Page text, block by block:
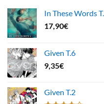
In These Words
17,90€
Given T.6
9,35€
Given T.2